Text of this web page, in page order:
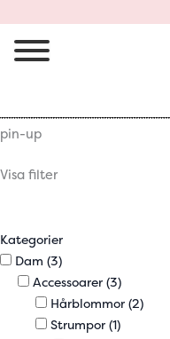
pin-up
Visa filter
Kategorier
Dam (3)
Accessoarer (3)
Hårblommor (2)
Strumpor (1)